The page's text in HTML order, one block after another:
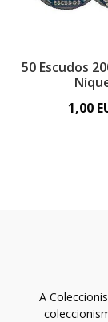
50 Escudos
1,00
A